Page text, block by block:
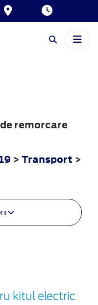
remorcare
> Transport >
kitul electric